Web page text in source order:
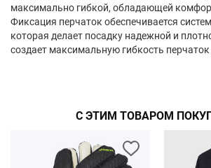
максимально гибкой, обладающей
Фиксация перчаток обеспечивается
которая делает посадку надежной и
создает максимальную гибкость перчаток
С ЭТИМ ТОВАРОМ